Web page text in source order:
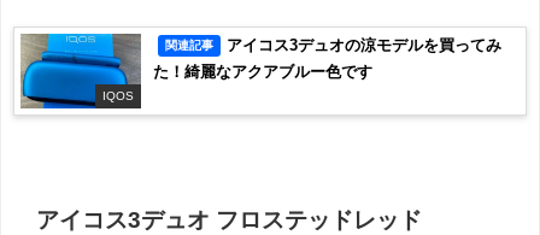
IQOS
関連記事
アイコス3デュオの涼モデルを買ってみ
た！綺麗なアクアブルー色です
アイコス3デュオ フロステッドレッド